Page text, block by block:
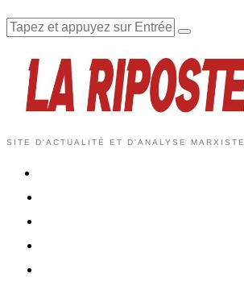
SITE D'ACTUALITÉ ET D'ANALYSE MARXISTE